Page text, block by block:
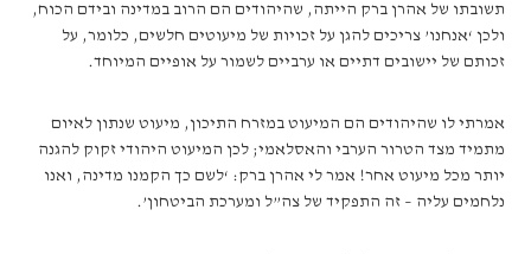
תשובתו של אהרן ברק הייתה, שהיהודים הם הרוב במדינה ובידם הכוח,
ולכן ‘אנחנו’ צריכים להגן על זכויות של מיעוטים חלשים, כלומר, על
זכותם של יישובים דתיים או ערביים לשמור על אופיים המיוחד.
אמרתי לו שהיהודים הם המיעוט במזרח התיכון, מיעוט שנתון לאיום
מתמיד מצד הטרור הערבי והאסלאמי; לכן המיעוט היהודי זקוק להגנה
יותר מכל מיעוט אחר! אמר לי אהרן ברק: ‘לשם כך הקמנו מדינה, ואנו
נלחמים עליה – זה התפקיד של צה”ל ומערכת הביטחון’.